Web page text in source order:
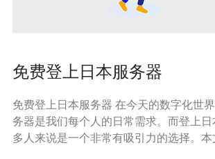
免费登上日本服务器
免费登上日本服务器 在今天的数字化世界中，访问国际服
务器是我们每个人的日常需求。而登上
多人来说是一个非常有吸引力的选择。